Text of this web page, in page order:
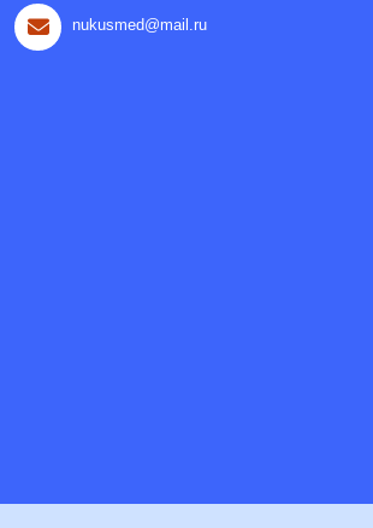
nukusmed@mail.ru